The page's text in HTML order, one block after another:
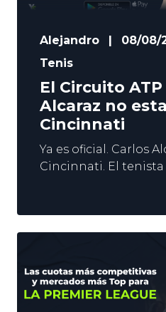
Alejandro |
08/08/
Tenis
El Circuito
Alcaraz no
Cincinnati
Ya es oficial. Carlos
Cincinnati. El
confirmado su baja
terremoto en el
importante. La
Masculino, con
encima del resto,